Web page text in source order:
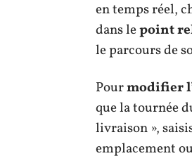
en temps réel,
dans lepoint
le parcours de
Pourmodifier
que la tournée
livraison »,
emplacement